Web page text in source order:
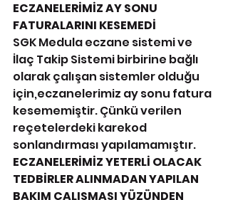
ECZANELERİMİZ AY SONU
FATURALARINI KESEMEDİ
SGK Medula eczane sistemi ve
İlaç Takip Sistemi birbirine bağlı
olarak çalışan sistemler olduğu
için,eczanelerimiz ay sonu fatura
kesememiştir. Çünkü verilen
reçetelerdeki karekod
sonlandırması yapılamamıştır.
ECZANELERİMİZ YETERLİ OLACAK
TEDBİRLER ALINMADAN YAPILAN
BAKIM ÇALIŞMASI YÜZÜNDEN